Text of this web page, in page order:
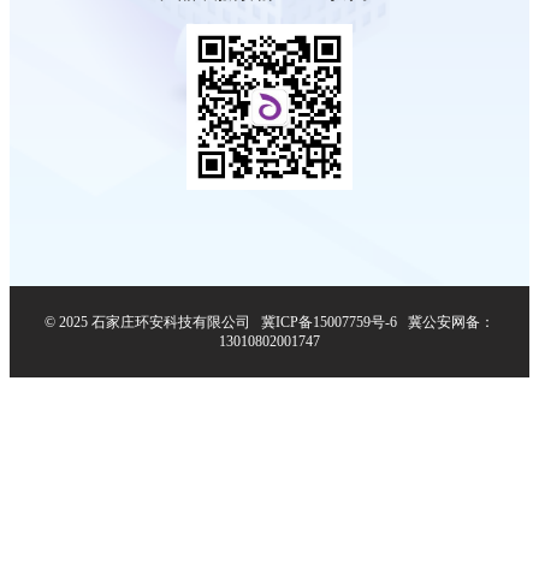
© 2025 石家庄环安科技有限公司 冀ICP备15007759号-6
冀公安网备：
13010802001747